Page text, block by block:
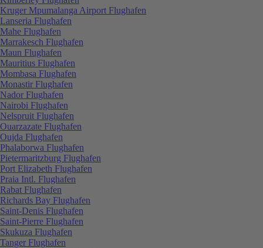
Kruger Mpumalanga Airport Flughafen
Lanseria Flughafen
Mahe Flughafen
Marrakesch Flughafen
Maun Flughafen
Mauritius Flughafen
Mombasa Flughafen
Monastir Flughafen
Nador Flughafen
Nairobi Flughafen
Nelspruit Flughafen
Ouarzazate Flughafen
Oujda Flughafen
Phalaborwa Flughafen
Pietermaritzburg Flughafen
Port Elizabeth Flughafen
Praia Intl. Flughafen
Rabat Flughafen
Richards Bay Flughafen
Saint-Denis Flughafen
Saint-Pierre Flughafen
Skukuza Flughafen
Tanger Flughafen